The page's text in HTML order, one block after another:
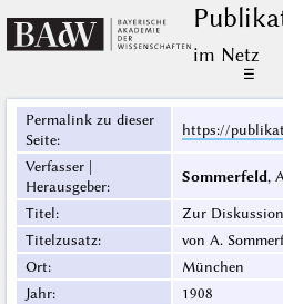
im Netz
☰
Permalink zu dieser
Seite:
https://
Verfasser |
Herausgeber:
Sommerfeld,
Titel:
Zur
Titelzusatz:
von A.
Ort:
München
Jahr:
1908